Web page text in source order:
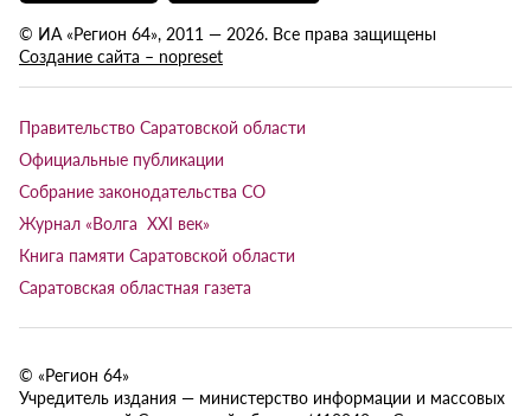
© ИА «Регион 64», 2011 — 2026. Все права защищены
Создание сайта – nopreset
Правительство Саратовской области
Официальные публикации
Собрание законодательства СО
Журнал «Волга XXI век»
Книга памяти Саратовской области
Саратовская областная газета
© «Регион 64»
Учредитель издания — министерство информации и массовых